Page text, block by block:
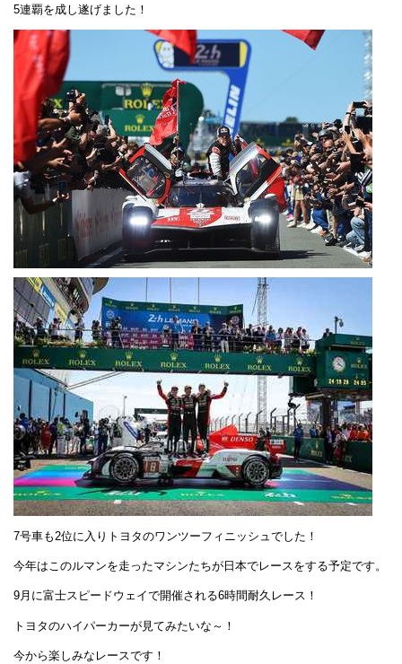
5連覇を成し遂げました！
7号車も2位に入りトヨタのワンツーフィニッシュでした！
今年はこのルマンを走ったマシンたちが日本でレースをする予定です。
9月に富士スピードウェイで開催される6時間耐久レース！
トヨタのハイパーカーが見てみたいな～！
今から楽しみなレースです！